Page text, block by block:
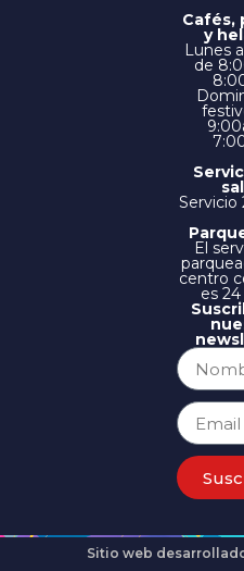
Cafés,
y
Lunes
de
Servicio
El
centro
es
Sitio web